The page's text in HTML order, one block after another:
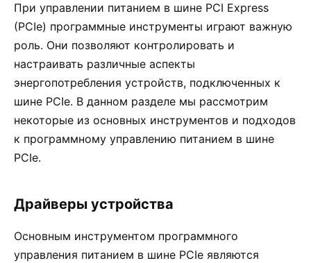
При управлении питанием в шине PCI Express
(PCIe) программные инструменты играют важную
роль. Они позволяют контролировать и
настраивать различные аспекты
энергопотребления устройств, подключенных к
шине PCIe. В данном разделе мы рассмотрим
некоторые из основных инструментов и подходов
к программному управлению питанием в шине
PCIe.
Драйверы устройства
Основным инструментом программного
управления питанием в шине PCIe являются